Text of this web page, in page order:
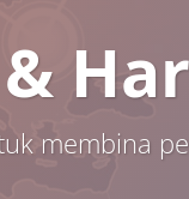
membina